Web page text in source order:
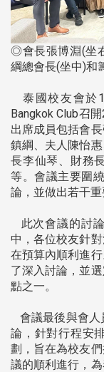
◎會長張博淵(坐
綱總會長(坐中)和
泰國校友會於
Bangkok Club召
出席成員包括會
鎮綱、夫人陳怡
長李仙琴、財務
等。會議主要圍
論，並做出若干重
此次會議的討
中，各位校友針
在預算內順利進
了深入討論，並
點之一。
會議最後與會人
論，針對行程安
劃，旨在為校友
議的順利進行，